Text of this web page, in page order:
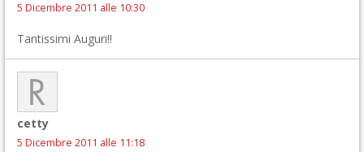
5 Dicembre 2011 alle 10:30
Tantissimi Auguri!!
cetty
5 Dicembre 2011 alle 11:18